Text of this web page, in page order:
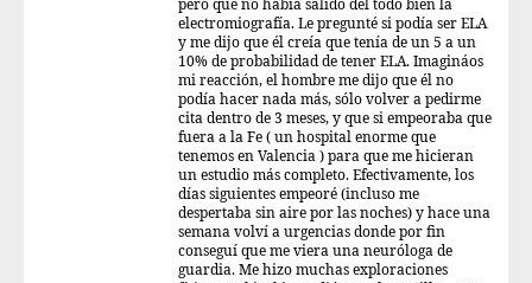
pero que no había salido del todo bien la
electromiografía. Le pregunté si podía ser ELA
y me dijo que él creía que tenía de un 5 a un
10% de probabilidad de tener ELA. Imagináos
mi reacción, el hombre me dijo que él no
podía hacer nada más, sólo volver a pedirme
cita dentro de 3 meses, y que si empeoraba que
fuera a la Fe ( un hospital enorme que
tenemos en Valencia ) para que me hicieran
un estudio más completo. Efectivamente, los
días siguientes empeoré (incluso me
despertaba sin aire por las noches) y hace una
semana volví a urgencias donde por fin
conseguí que me viera una neuróloga de
guardia. Me hizo muchas exploraciones